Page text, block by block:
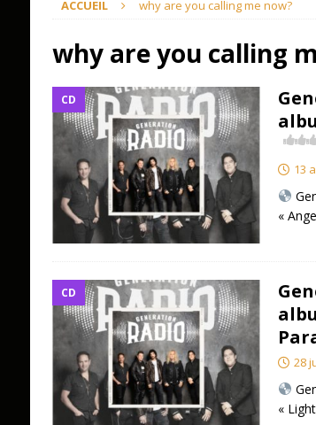
ACCUEIL why are you calling me now?
why are you calling
CD
13
«
CD
28
«